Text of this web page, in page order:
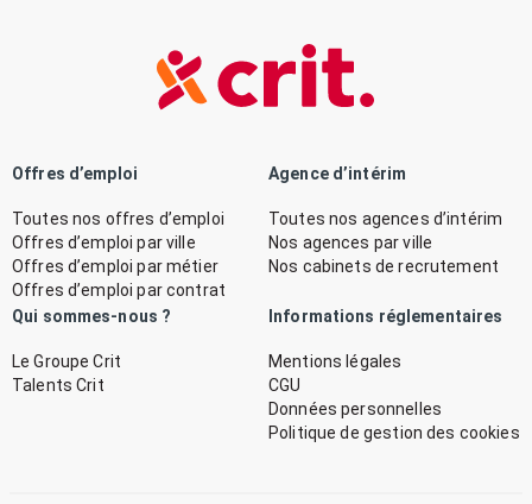
Offres d’emploi
Toutes nos offres d’emploi
Offres d’emploi par ville
Offres d’emploi par métier
Offres d’emploi par contrat
Agence d’intérim
Toutes nos agences d’intérim
Nos agences par ville
Nos cabinets de recrutement
Qui sommes-nous ?
Le Groupe Crit
Talents Crit
Informations réglementaires
Mentions légales
CGU
Données personnelles
Politique de gestion des cookies